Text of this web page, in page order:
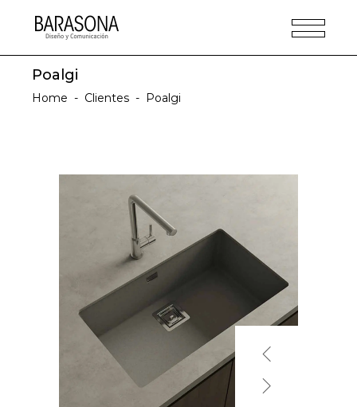
Poalgi
Home - Clientes - Poalgi